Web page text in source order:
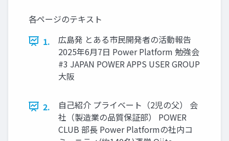
各ページのテキスト
1.
広島発 とある市民開発者の活動報告
2025年6月7日 Power Platform 勉強会
#3 JAPAN POWER APPS USER GROUP
大阪
2.
自己紹介 プライベート（2児の父） 会
社（製造業の品質保証部） POWER
CLUB 部長 Power Platformの社内コ